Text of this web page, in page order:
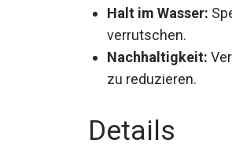
Halt im Wasser:
verrutschen.
Nachhaltigkeit:
zu reduzieren.
Details